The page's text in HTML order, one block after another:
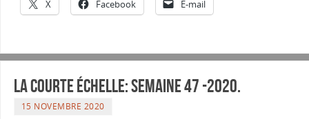
X Facebook E-mail
La courte échelle: semaine 47 -2020.
15 NOVEMBRE 2020